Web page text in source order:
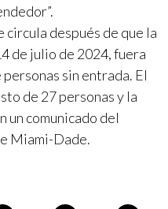
después de que la
de julio de 2024, fuera
sin entrada. El
de 27 personas y la
un comunicado del
Miami-Dade.